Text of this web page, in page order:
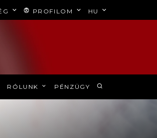
PROFILOM HU
RÓLUNK PÉNZÜGY